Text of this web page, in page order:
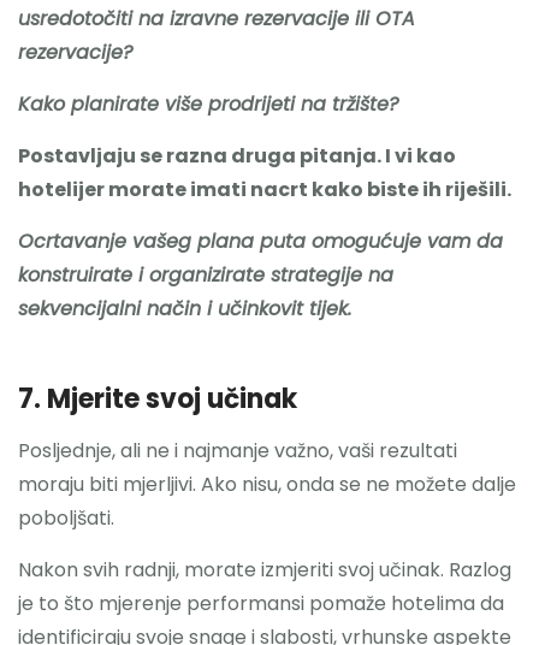
usredotočiti na izravne rezervacije ili OTA
rezervacije?
Kako planirate više prodrijeti na tržište?
Postavljaju se razna druga pitanja. I vi kao
hotelijer morate imati nacrt kako biste ih riješili.
Ocrtavanje vašeg plana puta omogućuje vam da
konstruirate i organizirate strategije na
sekvencijalni način i učinkovit tijek.
7. Mjerite svoj učinak
Posljednje, ali ne i najmanje važno, vaši rezultati
moraju biti mjerljivi. Ako nisu, onda se ne možete dalje
poboljšati.
Nakon svih radnji, morate izmjeriti svoj učinak. Razlog
je to što mjerenje performansi pomaže hotelima da
identificiraju svoje snage i slabosti, vrhunske aspekte